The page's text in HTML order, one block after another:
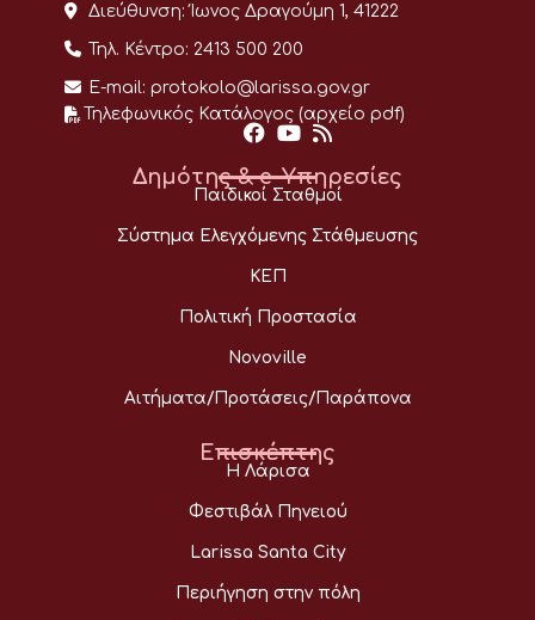
Διεύθυνση: Ίωνος Δραγούμη 1, 41222
Τηλ. Κέντρο: 2413 500 200
E-mail: protokolo@larissa.gov.gr
Τηλεφωνικός Κατάλογος (αρχείο pdf)
Δημότης & e-Υπηρεσίες
Παιδικοί Σταθμοί
Σύστημα Ελεγχόμενης Στάθμευσης
ΚΕΠ
Πολιτική Προστασία
Novoville
Αιτήματα/Προτάσεις/Παράπονα
Επισκέπτης
Η Λάρισα
Φεστιβάλ Πηνειού
Larissa Santa City
Περιήγηση στην πόλη